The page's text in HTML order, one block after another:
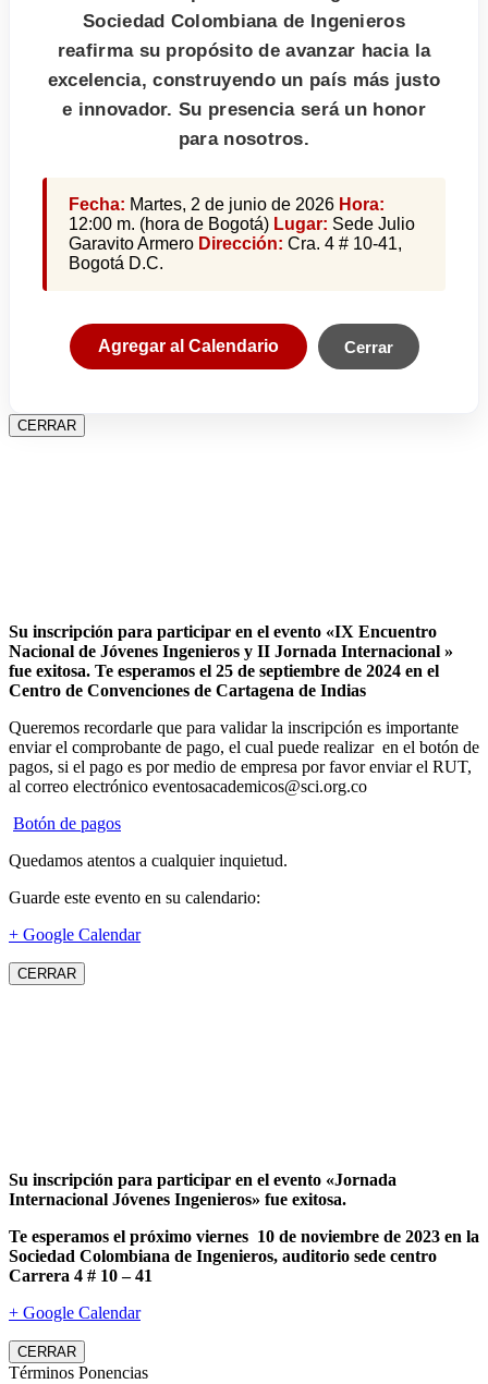
Sociedad Colombiana de Ingenieros
reafirma su propósito de avanzar hacia la
excelencia, construyendo un país más justo
e innovador. Su presencia será un honor
para nosotros.
Fecha: Martes, 2 de junio de 2026 Hora:
12:00 m. (hora de Bogotá) Lugar: Sede Julio
Garavito Armero Dirección: Cra. 4 # 10-41,
Bogotá D.C.
Agregar al Calendario Cerrar
CERRAR
Su inscripción para participar en el evento «IX Encuentro
Nacional de Jóvenes Ingenieros y II Jornada Internacional »
fue exitosa. Te esperamos el 25 de septiembre de 2024 en el
Centro de Convenciones de Cartagena de Indias
Queremos recordarle que para validar la inscripción es importante
enviar el comprobante de pago, el cual puede realizar en el botón de
pagos, si el pago es por medio de empresa por favor enviar el RUT,
al correo electrónico eventosacademicos@sci.org.co
Botón de pagos
Quedamos atentos a cualquier inquietud.
Guarde este evento en su calendario:
+ Google Calendar
CERRAR
Su inscripción para participar en el evento «Jornada
Internacional Jóvenes Ingenieros» fue exitosa.
Te esperamos el próximo viernes 10 de noviembre de 2023 en la
Sociedad Colombiana de Ingenieros, auditorio sede centro
Carrera 4 # 10 – 41
+ Google Calendar
CERRAR
Términos Ponencias